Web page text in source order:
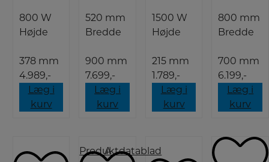
800 W
Højde
378 mm
4.989,-
Læg i
kurv
520 mm
Bredde
900 mm
7.699,-
Læg i
kurv
1500 W
Højde
215 mm
1.789,-
Læg i
kurv
800 mm
Bredde
700 mm
6.199,-
Læg i
kurv
A
Produktdatablad